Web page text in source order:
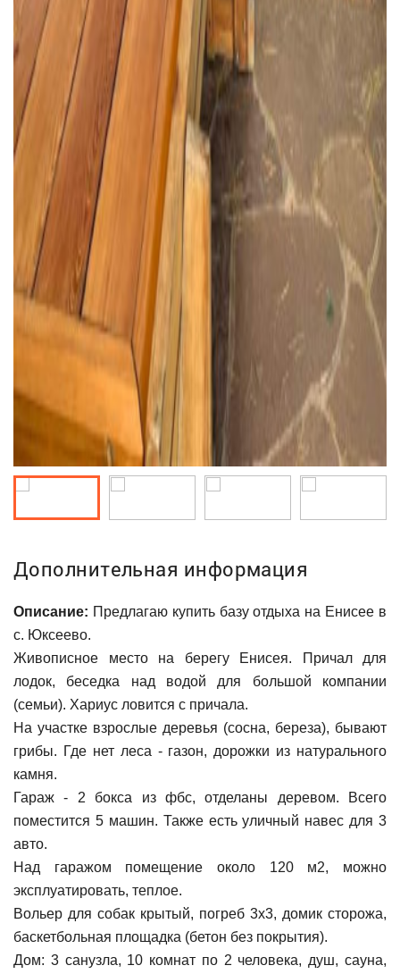
Дополнительная информация
Описание: Предлагаю купить базу отдыха на Енисее в
с. Юксеево.
Живописное место на берегу Енисея. Причал для
лодок, беседка над водой для большой компании
(семьи). Хариус ловится с причала.
На участке взрослые деревья (сосна, береза), бывают
грибы. Где нет леса - газон, дорожки из натурального
камня.
Гараж - 2 бокса из фбс, отделаны деревом. Всего
поместится 5 машин. Также есть уличный навес для 3
авто.
Над гаражом помещение около 120 м2, можно
эксплуатировать, теплое.
Вольер для собак крытый, погреб 3х3, домик сторожа,
баскетбольная площадка (бетон без покрытия).
Дом: 3 санузла, 10 комнат по 2 человека, душ, сауна,